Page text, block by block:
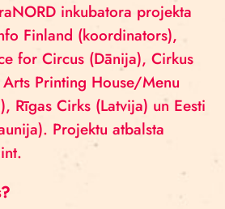
inkubatora projekta
Finland (koordinators),
for Circus (Dānija), Cirkus
Printing House/Menu
Rīgas Cirks (Latvija) un Eesti
Projektu atbalsta